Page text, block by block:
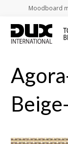
Moodboard